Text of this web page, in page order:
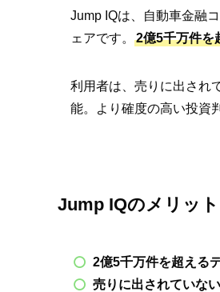
Jump IQは、自動車金融
ェアです。
2億5千万件を
利用者は、売りに出され
能。より確度の高い投資
Jump IQのメリット
2億5千万件を超える
売りに出されていな